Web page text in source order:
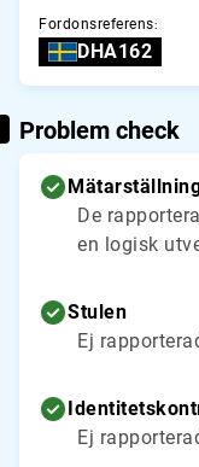
Fordonsreferens:
DHA162
Problem check
De
en logisk
Stulen
Ej
Ej